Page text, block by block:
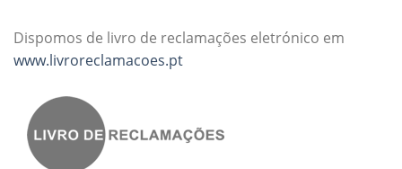
Dispomos de livro de reclamações eletrónico em
www.livroreclamacoes.pt